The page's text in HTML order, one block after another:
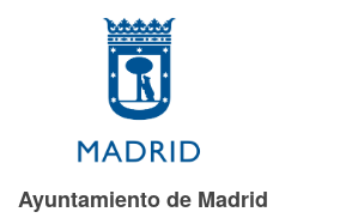
Ayuntamiento de Madrid